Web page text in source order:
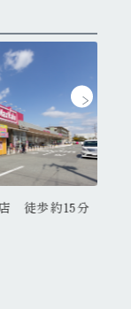
ｍ) JR
徒歩約15分
19分(1500ｍ)